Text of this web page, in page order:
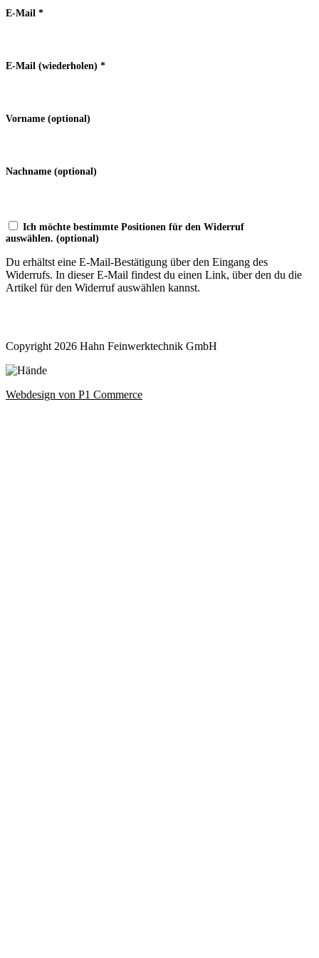
E-Mail *
E-Mail (wiederholen) *
Vorname (optional)
Nachname (optional)
Ich möchte bestimmte Positionen für den Widerruf
auswählen. (optional)
Du erhältst eine E-Mail-Bestätigung über den Eingang des
Widerrufs. In dieser E-Mail findest du einen Link, über den du die
Artikel für den Widerruf auswählen kannst.
Copyright 2026 Hahn Feinwerktechnik GmbH
Webdesign von P1 Commerce